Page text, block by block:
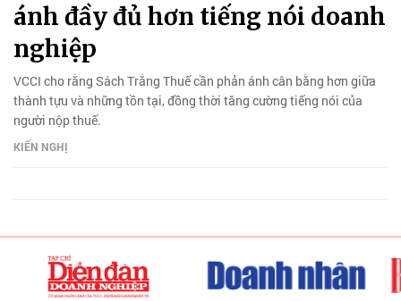
ánh đầy đủ hơn tiếng nói doanh
nghiệp
VCCI cho rằng Sách Trắng Thuế cần phản ánh cân bằng hơn giữa
thành tựu và những tồn tại, đồng thời tăng cường tiếng nói của
người nộp thuế.
KIẾN NGHỊ